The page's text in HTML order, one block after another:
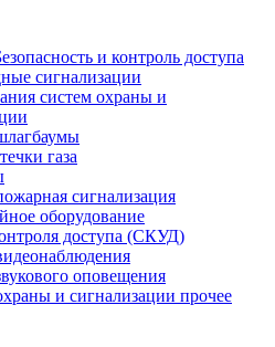
и контроль доступа
сигнализации
систем охраны и
газа
сигнализация
оборудование
доступа (СКУД)
оповещения
и сигнализации прочее